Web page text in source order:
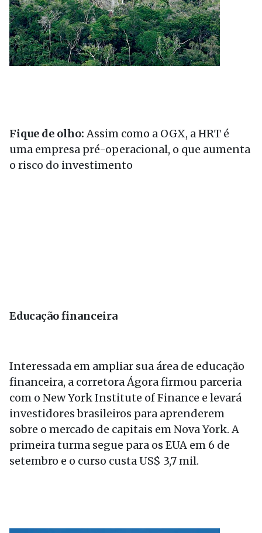
Fique de olho:Assim como a OGX, a HRT é
uma empresa pré-operacional, o que aumenta
o risco do investimento
Educação financeira
Interessada em ampliar sua área de educação
financeira, a corretora Ágora firmou parceria
com o New York Institute of Finance e levará
investidores brasileiros para aprenderem
sobre o mercado de capitais em Nova York. A
primeira turma segue para os EUA em 6 de
setembro e o curso custa US$ 3,7 mil.